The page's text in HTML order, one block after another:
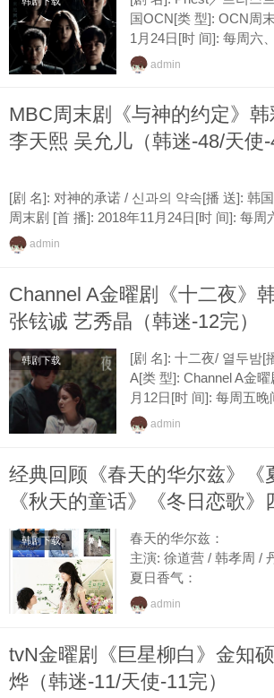
国OCN[类 型]: OCN周
1月24日[时 间]: 每周六
放一集[接 档]: Player[导
admin
MBC周末剧《与神的约定》
李天熙 吴允儿（韩迷-48/天使-
[剧 名]: 对神的承诺 / 신과의 약속[播 送]: 韩
周末剧 [首 播]: 2018年11月24日[时 间]: 每周
二集 [接 档]: 捉迷藏[导 演]: 尹在文（...
admin
Channel A金曜剧《十二夜》
张铉诚 艺秀晶（韩迷-12完）
韩剧下载
[剧 名]: 十二夜/ 열두밤[
A[类 型]: Channel A金
月12日[时 间]: 每周五
演]: 郑宪秀[编 剧]: 黄淑
admin
经典回顾《春天的华尔兹》《
《秋天的童话》《冬日恋歌》
韩剧下载
春天的华尔兹：
主演: 徐道营 / 韩孝周 /
夏日香气：
主演: 宋承宪 / 孙艺珍 /
勋 /赵银淑 / 何载永 / 金
admin
tvN金曜剧《巨星柳白》金知
烨（韩迷-11/天使-11完）